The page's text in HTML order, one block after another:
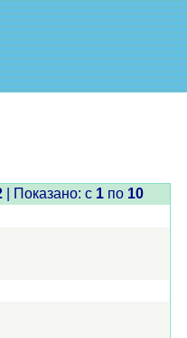
| Показано: c 1по 10